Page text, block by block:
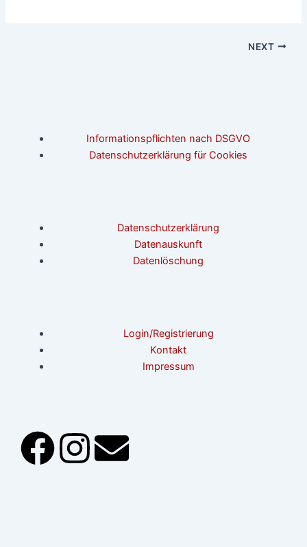
NEXT
Informationspflichten nach DSGVO
Datenschutzerklärung für Cookies
Datenschutzerklärung
Datenauskunft
Datenlöschung
Login/Registrierung
Kontakt
Impressum
F I
E